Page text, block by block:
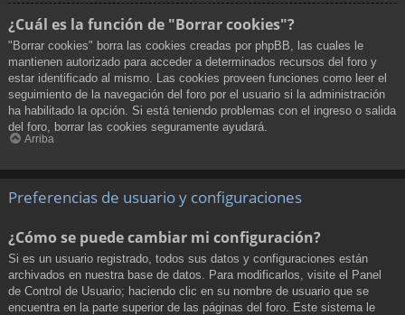
¿Cuál es la función de "Borrar cookies"?
"Borrar cookies" borra las cookies creadas por phpBB, las cuales le
mantienen autorizado para acceder a determinados recursos del foro y
estar identificado al mismo. Las cookies proveen funciones como leer el
seguimiento de la navegación del foro por el usuario si la administración
ha habilitado la opción. Si está teniendo problemas con el ingreso o salida
del foro, borrar las cookies seguramente ayudará.
Arriba
Preferencias de usuario y configuraciones
¿Cómo se puede cambiar mi configuración?
Si es un usuario registrado, todos sus datos y configuraciones están
archivados en nuestra base de datos. Para modificarlos, visite el Panel
de Control de Usuario; haciendo clic en su nombre de usuario que se
encuentra en la parte superior de las páginas del foro. Este sistema le